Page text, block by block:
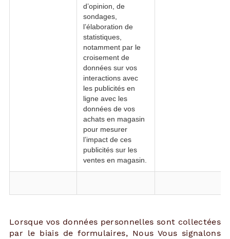
d’opinion, de
sondages,
l’élaboration de
statistiques,
notamment par le
croisement de
données sur vos
interactions avec
les publicités en
ligne avec les
données de vos
achats en magasin
pour mesurer
l’impact de ces
publicités sur les
ventes en magasin.
Lorsque vos données personnelles sont collectées
par le biais de formulaires, Nous Vous signalons